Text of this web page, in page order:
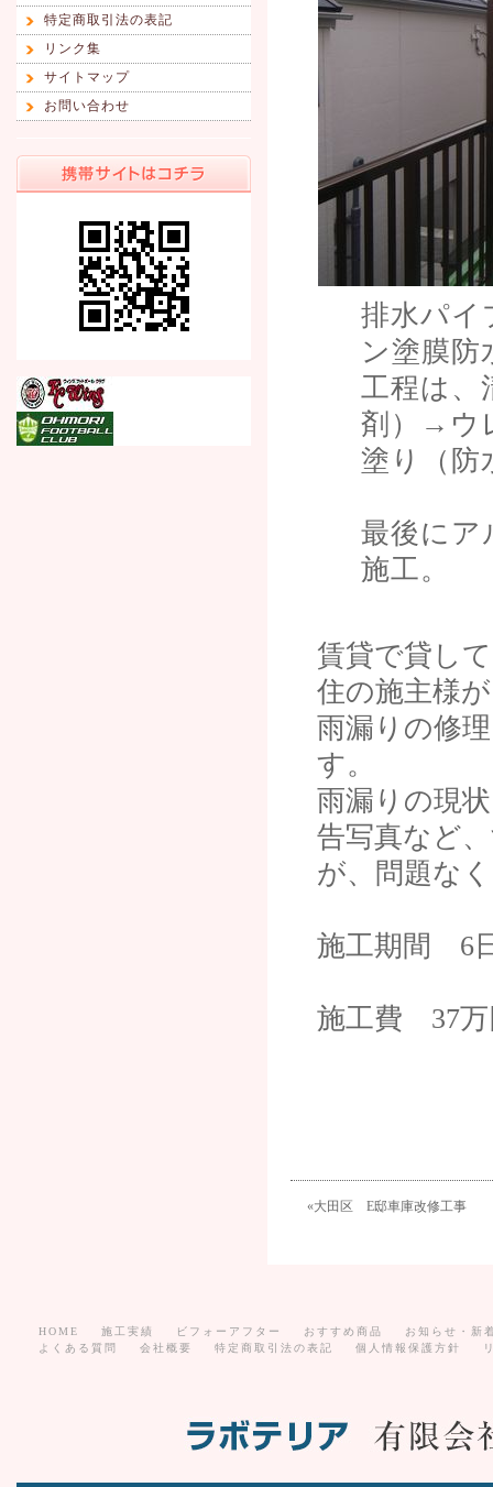
排水パイ
ン塗膜防
工程は、
剤）→ウ
塗り（防
最後にア
施工。
賃貸で貸し
住の施主様
雨漏りの修
す。
雨漏りの現
告写真など
が、問題な
施工期間 6
施工費 37万
«大田区 E邸車庫改修工事
特定商取引法の表記
リンク集
サイトマップ
お問い合わせ
HOME 施工実績 ビフォーアフター おすすめ商品
お知らせ・新
よくある質問
会社概要 特定商取引法の表記 個人情報保護方針